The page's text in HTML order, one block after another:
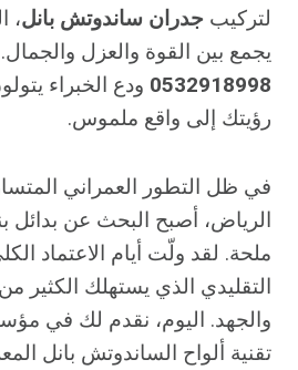
لتركيب جدران ساندوتش بانل،
يجمع بين القوة والعزل
0532918998 ودع الخبراء
رؤيتك إلى واقع ملموس.
في ظل التطور العمراني
الرياض، أصبح البحث عن بدائل
ملحة. لقد ولّت أيام الاعتماد
التقليدي الذي يستهلك الكثير
والجهد. اليوم، نقدم لك في
تقنية ألواح الساندوتش بانل